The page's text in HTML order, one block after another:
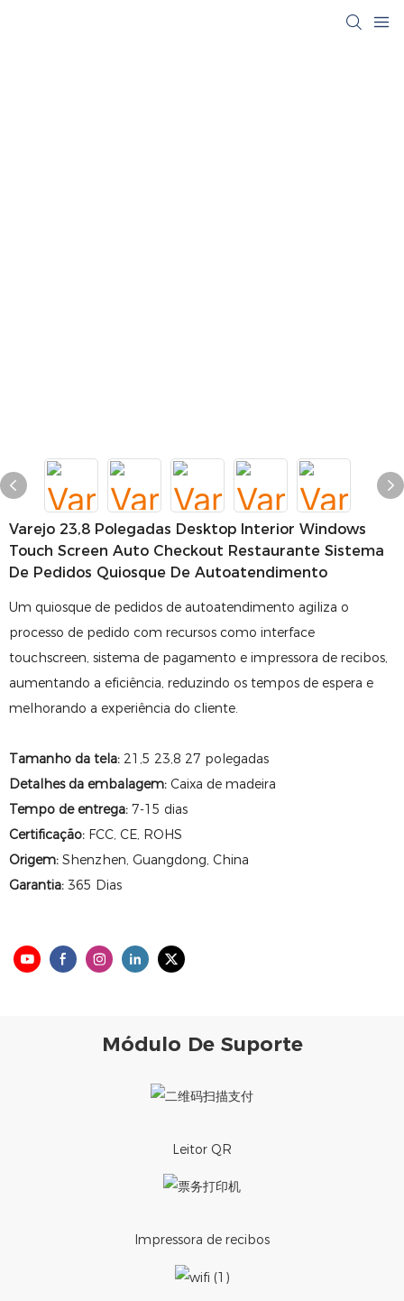
Varejo 23,8 Polegadas Desktop Interior Windows
Touch Screen Auto Checkout Restaurante Sistema
De Pedidos Quiosque De Autoatendimento
Um quiosque de pedidos de autoatendimento agiliza o
processo de pedido com recursos como interface
touchscreen, sistema de pagamento e impressora de recibos,
aumentando a eficiência, reduzindo os tempos de espera e
melhorando a experiência do cliente.
Tamanho da tela: 21,5 23,8 27 polegadas
Detalhes da embalagem: Caixa de madeira
Tempo de entrega: 7-15 dias
Certificação: FCC, CE, ROHS
Origem: Shenzhen, Guangdong, China
Garantia: 365 Dias
Módulo De Suporte
Leitor QR
Impressora de recibos